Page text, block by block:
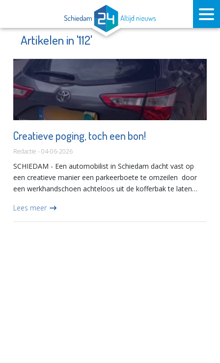
Artikelen in '112'
Creatieve poging, toch een bon!
Redactie - 04-06-2026
SCHIEDAM - Een automobilist in Schiedam dacht vast op
een creatieve manier een parkeerboete te omzeilen door
een werkhandschoen achteloos uit de kofferbak te laten
had da...
Lees meer